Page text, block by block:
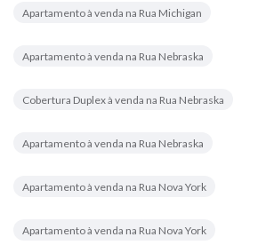
Apartamento à venda na Rua Michigan
Apartamento à venda na Rua Nebraska
Cobertura Duplex à venda na Rua Nebraska
Apartamento à venda na Rua Nebraska
Apartamento à venda na Rua Nova York
Apartamento à venda na Rua Nova York